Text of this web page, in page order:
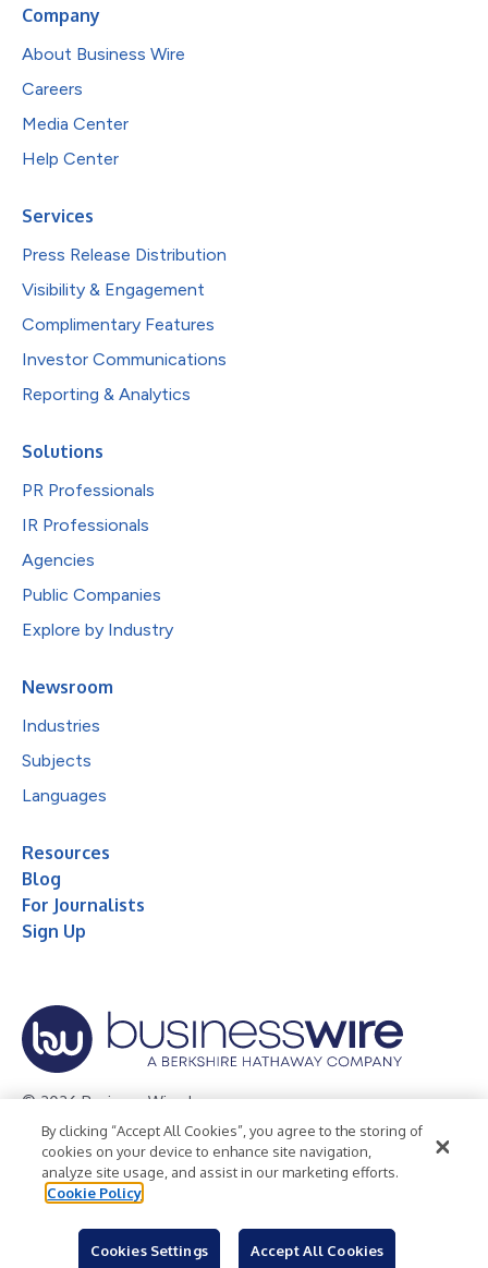
Company
About Business Wire
Careers
Media Center
Help Center
Services
Press Release Distribution
Visibility & Engagement
Complimentary Features
Investor Communications
Reporting & Analytics
Solutions
PR Professionals
IR Professionals
Agencies
Public Companies
Explore by Industry
Newsroom
Industries
Subjects
Languages
Resources
Blog
For Journalists
Sign Up
© 2026 Business Wire, Inc.
Privacy Policy Cookie Policy
Accessibility Statement
Terms of Use
Legal
By clicking “Accept All Cookies”, you agree to the storing of
cookies on your device to enhance site navigation,
analyze site usage, and assist in our marketing efforts.
Cookie Policy
Cookies Settings Accept All Cookies